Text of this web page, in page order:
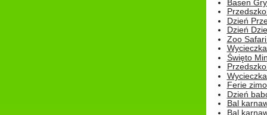
Basen
Dzień
Dzień
Zoo
Święto
Ferie
Dzień
Bal
Bal